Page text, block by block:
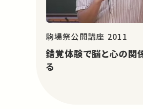
駒場祭公開講座 2011
錯覚体験で脳と心の関
る